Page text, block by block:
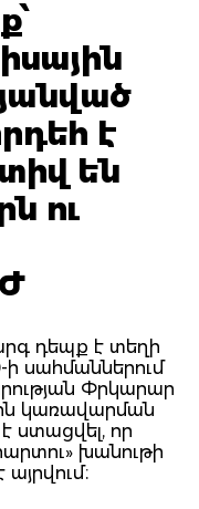
է
են
ու
դեպք է տեղի
ի սահմաններում
Փրկարար
կառավարման
ստացվել, որ
խանութի